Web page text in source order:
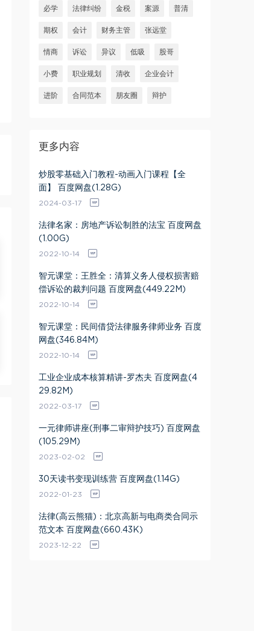
必学 法律纠纷 金税 案源 普清
期权 会计 财务主管 张远堂
情商 诉讼 异议 低吸 股哥
小费 职业规划 清收 企业会计
进阶 合同范本 朋友圈 辩护
更多内容
炒股零基础入门教程-动画入门课程【全
面】 百度网盘(1.28G)
2024-03-17
法律名家：房地产诉讼制胜的法宝 百度网盘
(1.00G)
2022-10-14
智元课堂：王胜全：清算义务人侵权损害赔
偿诉讼的裁判问题 百度网盘(449.22M)
2022-10-14
智元课堂：民间借贷法律服务律师业务 百度
网盘(346.84M)
2022-10-14
工业企业成本核算精讲-罗杰夫 百度网盘(4
29.82M)
2022-03-17
一元律师讲座(刑事二审辩护技巧) 百度网盘
(105.29M)
2023-02-02
30天读书变现训练营 百度网盘(1.14G)
2022-01-23
法律(高云熊猫)：北京高新与电商类合同示
范文本 百度网盘(660.43K)
2023-12-22